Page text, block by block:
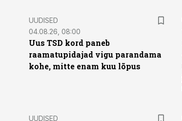
UUDISED
04.08.26, 08:00
Uus TSD kord paneb
raamatupidajad vigu parandama
kohe, mitte enam kuu lõpus
UUDISED